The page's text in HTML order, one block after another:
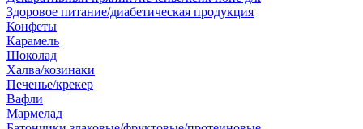
Здоровое питание/диабетическая продукция
Конфеты
Карамель
Шоколад
Халва/козинаки
Печенье/крекер
Вафли
Мармелад